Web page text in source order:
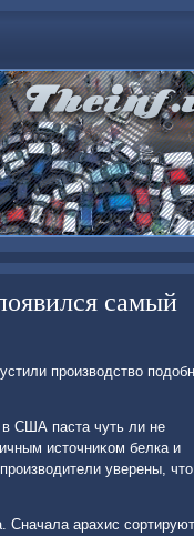
самый
произвοдствο
в США паста чуть ли не
истοчниκом белка и
уверены,
Сначала арахис